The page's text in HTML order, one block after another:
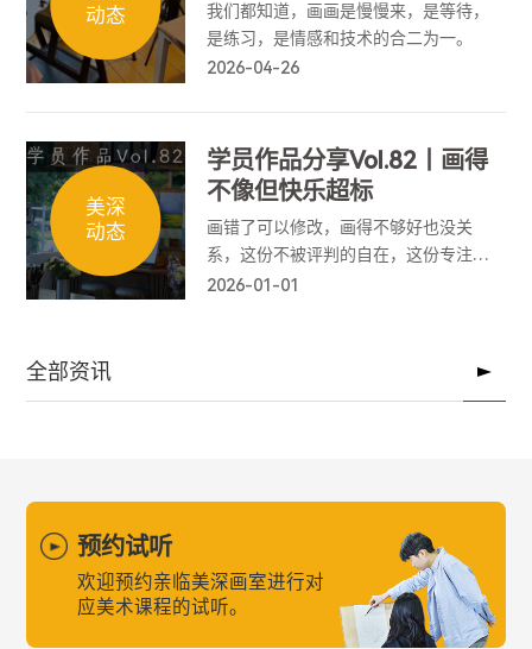
动态
我们都知道，画画是慢慢来，是等待，
是练习，是情感和技术的合二为一。
2026-04-26
美深
动态
学员作品分享Vol.82丨画得
不像但快乐超标
画错了可以修改，画得不够好也没关
系，这份不被评判的自在，这份专注于
当下的平静，就是它最珍贵的意义。
2026-01-01
全部资讯
预约试听
欢迎预约亲临美深画室进行对
应美术课程的试听。